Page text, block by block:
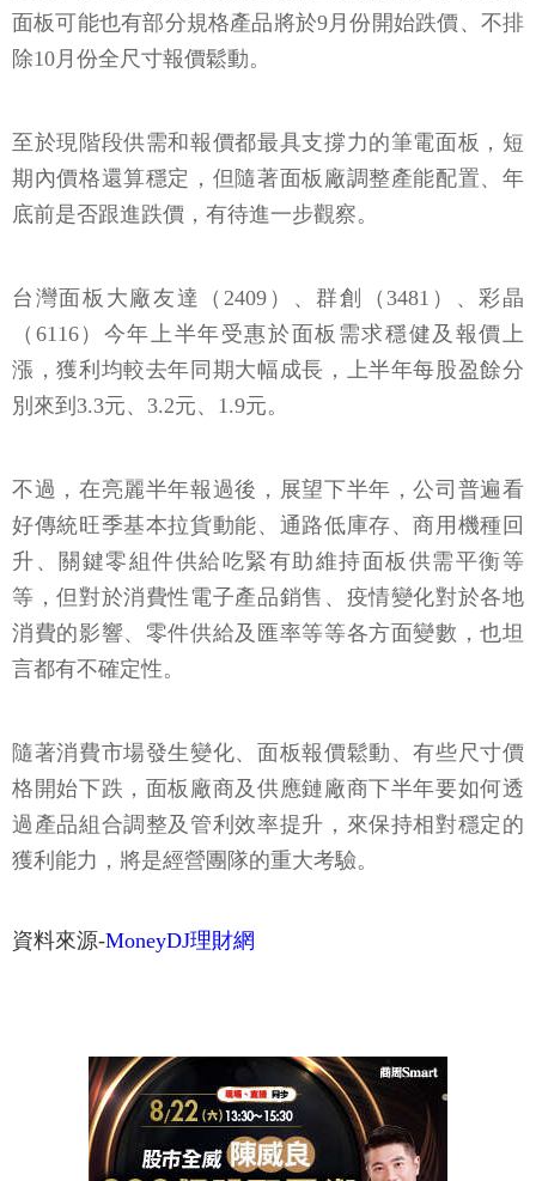
面板可能也有部分規格產品將於9月份開始跌價、不排
除10月份全尺寸報價鬆動。
至於現階段供需和報價都最具支撐力的筆電面板，短
期內價格還算穩定，但隨著面板廠調整產能配置、年
底前是否跟進跌價，有待進一步觀察。
台灣面板大廠友達（2409）、群創（3481）、彩晶
（6116）今年上半年受惠於面板需求穩健及報價上
漲，獲利均較去年同期大幅成長，上半年每股盈餘分
別來到3.3元、3.2元、1.9元。
不過，在亮麗半年報過後，展望下半年，公司普遍看
好傳統旺季基本拉貨動能、通路低庫存、商用機種回
升、關鍵零組件供給吃緊有助維持面板供需平衡等
等，但對於消費性電子產品銷售、疫情變化對於各地
消費的影響、零件供給及匯率等等各方面變數，也坦
言都有不確定性。
隨著消費市場發生變化、面板報價鬆動、有些尺寸價
格開始下跌，面板廠商及供應鏈廠商下半年要如何透
過產品組合調整及管利效率提升，來保持相對穩定的
獲利能力，將是經營團隊的重大考驗。
資料來源-MoneyDJ理財網